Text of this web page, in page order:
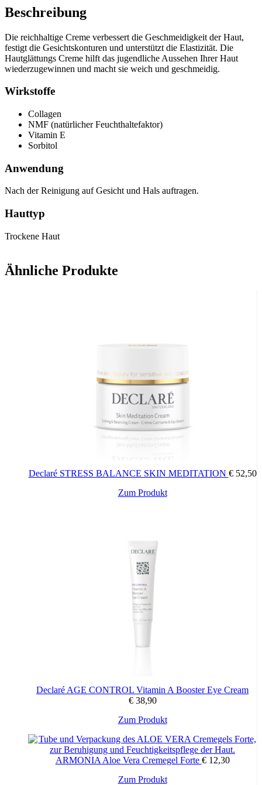
Beschreibung
Die reichhaltige Creme verbessert die Geschmeidigkeit der Haut,
festigt die Gesichtskonturen und unterstützt die Elastizität. Die
Hautglättungs Creme hilft das jugendliche Aussehen Ihrer Haut
wiederzugewinnen und macht sie weich und geschmeidig.
Wirkstoffe
Collagen
NMF (natürlicher Feuchthaltefaktor)
Vitamin E
Sorbitol
Anwendung
Nach der Reinigung auf Gesicht und Hals auftragen.
Hauttyp
Trockene Haut
Ähnliche Produkte
Declaré STRESS BALANCE SKIN MEDITATION €52,50
Zum Produkt
Declaré AGE CONTROL Vitamin A Booster Eye Cream
€38,90
Zum Produkt
ARMONIA Aloe Vera Cremegel Forte €12,30
Zum Produkt